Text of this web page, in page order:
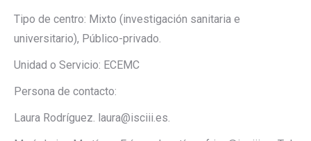
Tipo de centro: Mixto (investigación sanitaria e
universitario), Público-privado.
Unidad o Servicio: ECEMC
Persona de contacto:
Laura Rodríguez. laura@isciii.es.